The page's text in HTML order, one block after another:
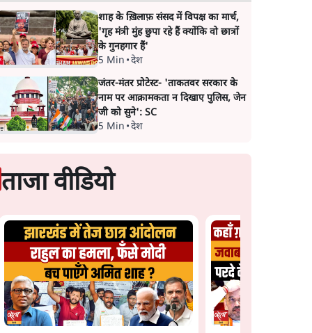
शाह के ख़िलाफ़ संसद में विपक्ष का मार्च,
'गृह मंत्री मुंह छुपा रहे हैं क्योंकि वो छात्रों
के गुनहगार हैं'
5 Min •देश
जंतर-मंतर प्रोटेस्ट- 'ताकतवर सरकार के
नाम पर आक्रामकता न दिखाए पुलिस, जेन
जी को सुने': SC
5 Min •देश
ताजा वीडियो